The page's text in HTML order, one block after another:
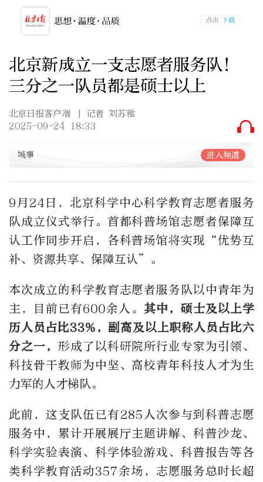
北京新成立一支志愿者服务队！
三分之一队员都是硕士以上
北京日报客户端
| 记者 刘苏雅
2025-09-24 18:33
城事 进入频道
9月24日，北京科学中心科学教育志愿者服务
队成立仪式举行。首都科普场馆志愿者保障互
认工作同步开启，各科普场馆将实现“优势互
补、资源共享、保障互认”。
本次成立的科学教育志愿者服务队以中青年为
主，目前已有600余人。 其中，硕士及以上学
历人员占比33%，副高及以上职称人员占比六
分之一， 形成了以科研院所行业专家为引领、
科技骨干教师为中坚、高校青年科技人才为生
力军的人才梯队。
此前，这支队伍已有285人次参与到科普志愿
服务中，累计开展展厅主题讲解、科普沙龙、
科学实验表演、科学体验游戏、科普报告等各
类科学教育活动357余场，志愿服务总时长超